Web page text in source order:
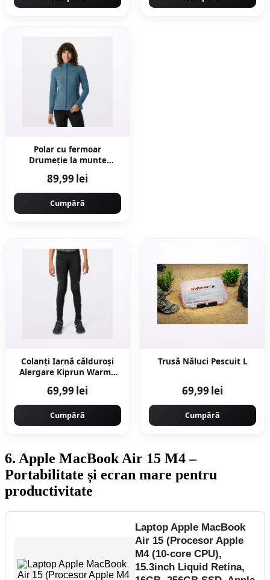
Polar cu fermoar
Drumeție la munte
89,99 lei
Cumpără
Colanți Iarnă călduroși
Alergare Kiprun Warm+
69,99 lei
Cumpără
Trusă Năluci Pescuit L
69,99 lei
Cumpără
6. Apple MacBook Air 15 M4 –
Portabilitate și ecran mare pentru
productivitate
Laptop Apple MacBook
Air 15 (Procesor Apple
M4 (10-core CPU),
15.3inch Liquid Retina,